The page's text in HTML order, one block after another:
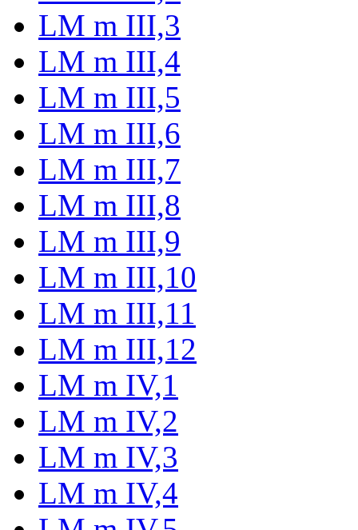
LM m III,3
LM m III,4
LM m III,5
LM m III,6
LM m III,7
LM m III,8
LM m III,9
LM m III,10
LM m III,11
LM m III,12
LM m IV,1
LM m IV,2
LM m IV,3
LM m IV,4